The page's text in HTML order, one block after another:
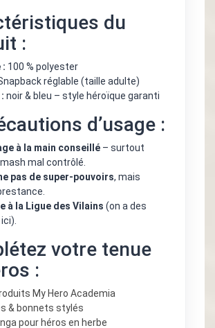
du
:
: 100 % polyester
réglable (taille adulte)
noir & bleu – style héroïque garanti
d’usage :
à la main conseillé – surtout
mal contrôlé.
pas de super-pouvoirs, mais
à la Ligue des Vilains (on a des
votre tenue
:
My Hero Academia
& bonnets stylés
pour héros en herbe